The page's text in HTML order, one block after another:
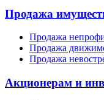
Продажа
Продажа
Продажа
Продажа
Акционерам и